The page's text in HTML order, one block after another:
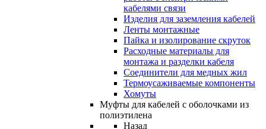
кабелями связи
Изделия для заземления кабелей
Ленты монтажные
Пайка и изолирование скруток
Расходные материалы для
монтажа и разделки кабеля
Соединители для медных жил
Термоусаживаемые компоненты
Хомуты
Муфты для кабелей с оболочками из
полиэтилена
Назад